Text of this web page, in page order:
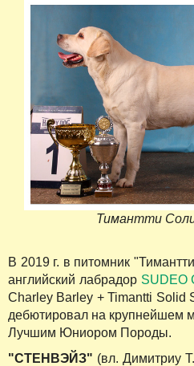
Тимантти
В 2019 г. в питомник
английский лабрадор SUDEO
Charley Barley + Timantti Solid
дебютировал на крупнейшем
Лучшим Юниором Породы.
"СТЕНВЭЙЗ" (вл. Димитриу